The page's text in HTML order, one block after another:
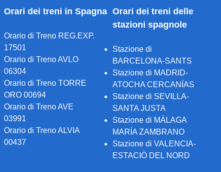
Orari dei treni in Spagna
Orario di Treno REG.EXP.
17501
Orario di Treno AVLO
06304
Orario di Treno TORRE
ORO 00694
Orario di Treno AVE
03991
Orario di Treno ALVIA
00437
Orari dei treni delle
stazioni spagnole
Stazione di
BARCELONA-SANTS
Stazione di MADRID-
ATOCHA CERCANÍAS
Stazione di SEVILLA-
SANTA JUSTA
Stazione di MÁLAGA
MARÍA ZAMBRANO
Stazione di VALENCIA-
ESTACIÒ DEL NORD